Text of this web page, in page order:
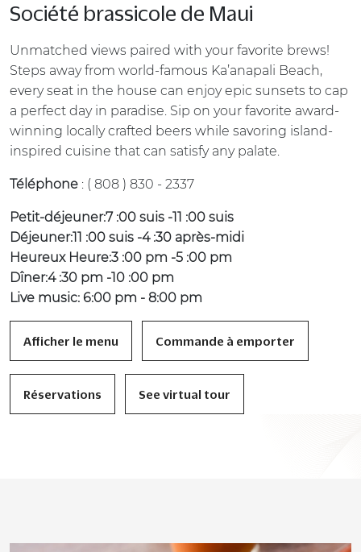
Société brassicole de Maui
Unmatched views paired with your favorite brews!
Steps away from world-famous Ka’anapali Beach,
every seat in the house can enjoy epic sunsets to cap
a perfect day in paradise. Sip on your favorite award-
winning locally crafted beers while savoring island-
inspired cuisine that can satisfy any palate.
Téléphone : ( 808 ) 830 - 2337
Petit-déjeuner:7 :00 suis -11 :00 suis
Déjeuner:11 :00 suis -4 :30 après-midi
Heureux Heure:3 :00 pm -5 :00 pm
Dîner:4 :30 pm -10 :00 pm
Live music: 6:00 pm - 8:00 pm
Afficher le menu Commande à emporter
Réservations See virtual tour